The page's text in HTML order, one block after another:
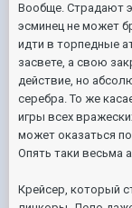
Вообще. Страдают
эсминец не может
идти в торпедные
засвете, а свою
действие, но
серебра. То же
игры всех
может оказаться
Опять таки весьма
Крейсер, который